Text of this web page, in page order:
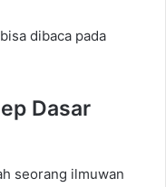
dibaca pada
Dasar
seorang ilmuwan